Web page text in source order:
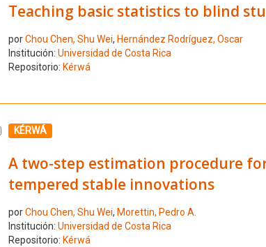
Teaching basic statistics to blind
porChou Chen, Shu Wei, Hernández Rodríguez, Oscar
Institución: Universidad de Costa Rica
Repositorio: Kérwá
Seleccione el número de resultado 5
KÉRWÁ
A two-step estimation procedure
tempered stable innovations
porChou Chen, Shu Wei, Morettin, Pedro A.
Institución: Universidad de Costa Rica
Repositorio: Kérwá